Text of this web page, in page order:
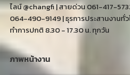
ไลน์ @changfi | สายด่วน 061-417-
064-490-9149 | ธุรการประสานงานทั่
ทำการปกติ 8.30 - 17.30 น. ทุกวัน
ภาพหน้างาน